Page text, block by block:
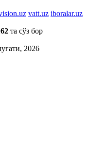
vatt.uz iboralar.uz
та сўз бор
2026